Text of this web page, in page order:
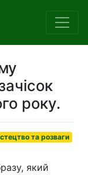
року.
та розваги
який